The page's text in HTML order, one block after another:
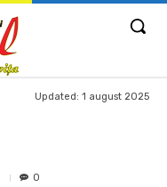
Updated: 1 august 2025
0